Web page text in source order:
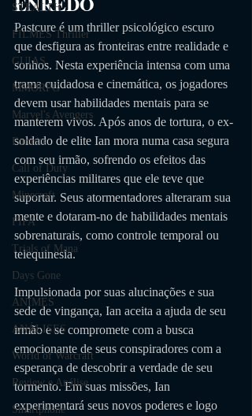
STEALTH
FILMES Thriller
GUIAS
MMORPG
Marvel's Avengers
Fortnite
Call of Duty
Minecraft
FIFA
Trials of Mana
Days Gone
ANIMES
ANÁLISES
World of Warcraft
Review e Análise
Smartphone
Pastcure é um thriller psicológico escuro
que desfigura as fronteiras entre realidade e
sonhos. Nesta experiência intensa com uma
trama cuidadosa e cinemática, os jogadores
devem usar habilidades mentais para se
manterem vivos. Após anos de tortura, o ex-
soldado de elite Ian mora numa casa segura
com seu irmão, sofrendo os efeitos das
experiências militares que ele teve que
suportar. Seus atormentadores alteraram sua
mente e dotaram-no de habilidades mentais
sobrenaturais, como controle temporal ou
telequinesia.
Impulsionada por suas alucinações e sua
sede de vingança, Ian aceita a ajuda de seu
irmão e se compromete com a busca
emocionante de seus conspiradores com a
esperança de descobrir a verdade de seu
tormento. Em suas missões, Ian
experimentará seus novos poderes e logo